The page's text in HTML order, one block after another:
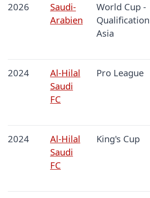
2026
Saudi-
Arabien
World Cup -
Qualification
Asia
2024
Al-Hilal
Saudi
FC
Pro League
2024
Al-Hilal
Saudi
FC
King's Cup